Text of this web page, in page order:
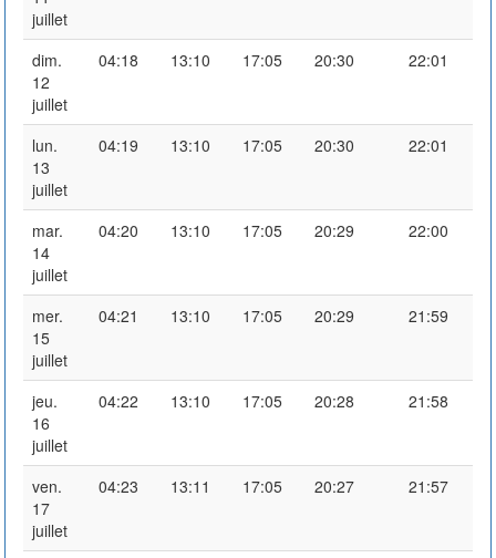
juillet
dim.
12
juillet
04:18 13:10 17:05 20:30 22:01
lun.
13
juillet
04:19 13:10 17:05 20:30 22:01
mar.
14
juillet
04:20 13:10 17:05 20:29 22:00
mer.
15
juillet
04:21 13:10 17:05 20:29 21:59
jeu.
16
juillet
04:22 13:10 17:05 20:28 21:58
ven.
17
juillet
04:23 13:11 17:05 20:27 21:57